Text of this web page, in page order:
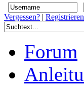
Vergessen? | Registrieren
Forum